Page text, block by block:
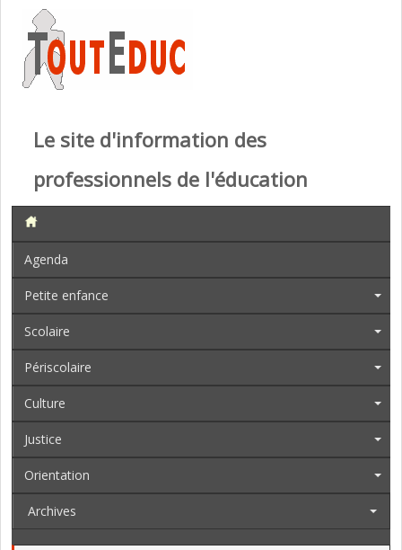
Le site d'information des
professionnels de l'éducation
Agenda
Petite enfance
Scolaire
Périscolaire
Culture
Justice
Orientation
Archives